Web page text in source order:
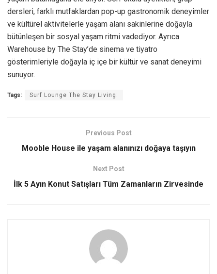
dersleri, farklı mutfaklardan pop-up gastronomik deneyimler
ve kültürel aktivitelerle yaşam alanı sakinlerine doğayla
bütünleşen bir sosyal yaşam ritmi vadediyor. Ayrıca
Warehouse by The Stay’de sinema ve tiyatro
gösterimleriyle doğayla iç içe bir kültür ve sanat deneyimi
sunuyor.
Tags: Surf Lounge The Stay Living:
Previous Post
Mooble House ile yaşam alanınızı doğaya taşıyın
Next Post
İlk 5 Ayın Konut Satışları Tüm Zamanların Zirvesinde